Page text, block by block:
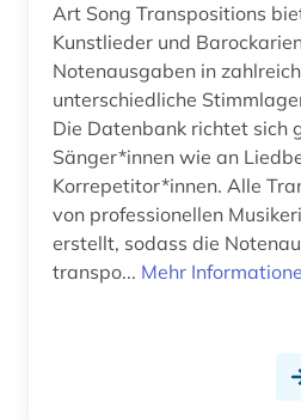
igor (1)
inba (1)
indiana (1)
indisches theater (1)
instrument (1)
Art Song Transpositions
Kunstlieder und
Notenausgaben in
unterschiedliche
Die Datenbank richtet sich
Sänger*innen wie an
Korrepetitor*innen. Alle
von professionellen
erstellt, sodass die
transpo... Mehr